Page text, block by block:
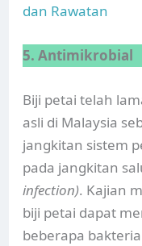
dan Rawatan
5. Antimikrobial
Biji petai telah
asli di Malaysia
jangkitan sistem
pada jangkitan
infection). Kajian
biji petai dapat
beberapa